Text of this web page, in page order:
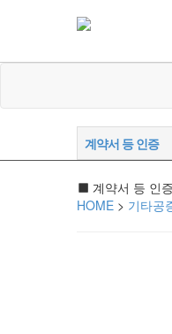
계약서 등 인증
계약서 등 인증
HOME > 기타공